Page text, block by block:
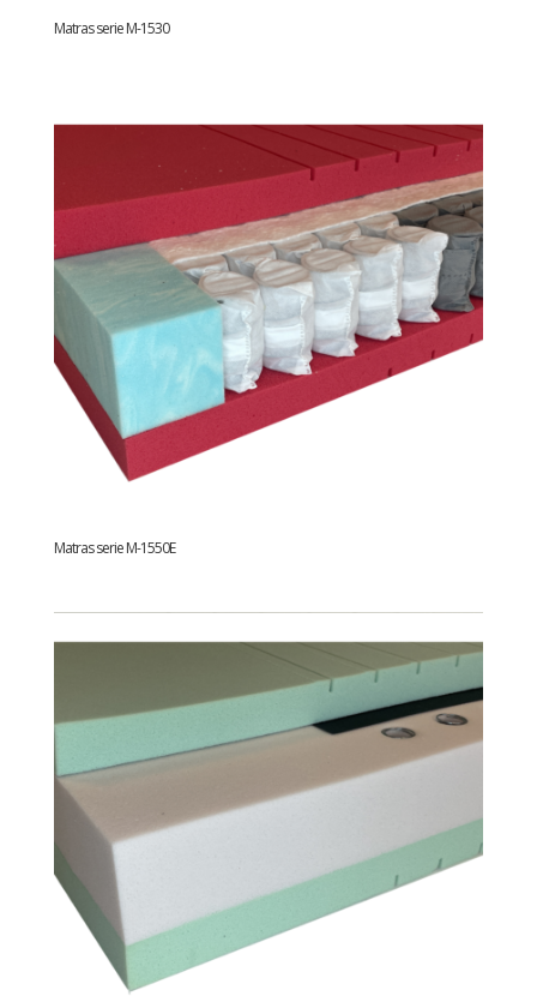
Matras serie M-1530
Matras serie M-1550E